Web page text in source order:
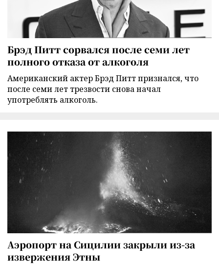
Брэд Питт сорвался после семи лет
полного отказа от алкоголя
Американский актер Брэд Питт признался, что
после семи лет трезвости снова начал
употреблять алкоголь.
Аэропорт на Сицилии закрыли из-за
извержения Этны